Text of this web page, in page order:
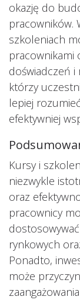
okazję do
pracowników.
szkoleniach
pracownikami
doświadczeń i
którzy
lepiej
efektywniej
Kursy i
niezwykle
oraz
pracownicy
rynkowych
Ponadto,
może